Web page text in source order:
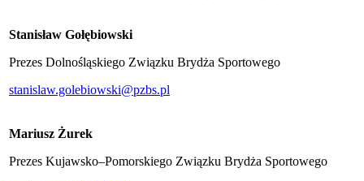
Stanisław Gołębiowski
Prezes Dolnośląskiego Związku Brydża Sportowego
stanislaw.golebiowski@pzbs.pl
Mariusz Żurek
Prezes Kujawsko–Pomorskiego Związku Brydża Sportowego